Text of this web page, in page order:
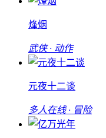
烽烟
武侠 · 动作
元夜十二谈
多人在线 · 冒险